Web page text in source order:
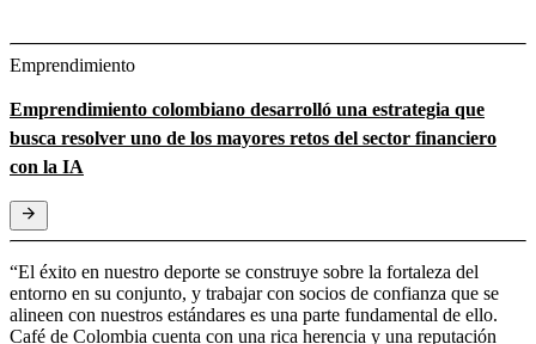
Emprendimiento
Emprendimiento colombiano desarrolló una estrategia que
busca resolver uno de los mayores retos del sector financiero
con la IA
“El éxito en nuestro deporte se construye sobre la fortaleza del
entorno en su conjunto, y trabajar con socios de confianza que se
alineen con nuestros estándares es una parte fundamental de ello.
Café de Colombia cuenta con una rica herencia y una reputación